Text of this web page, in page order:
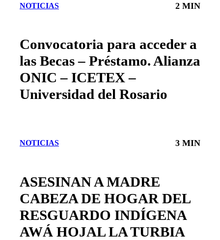
NOTICIAS 2 MIN
Convocatoria para acceder a
las Becas – Préstamo. Alianza
ONIC – ICETEX –
Universidad del Rosario
NOTICIAS 3 MIN
ASESINAN A MADRE
CABEZA DE HOGAR DEL
RESGUARDO INDÍGENA
AWÁ HOJAL LA TURBIA